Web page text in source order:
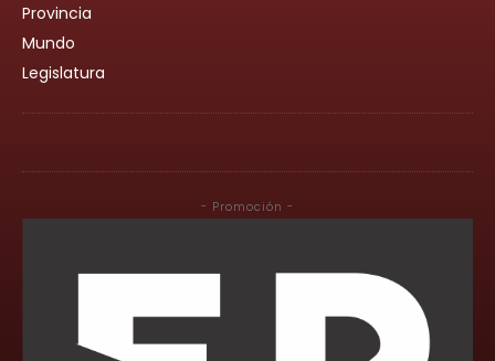
Provincia
Mundo
Legislatura
- Promoción -